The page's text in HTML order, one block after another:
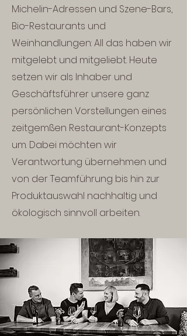
Michelin-Adressen und Szene-Bars,
Bio-Restaurants und
Weinhandlungen: All das haben wir
mitgelebt und mitgeliebt. Heute
setzen wir als Inhaber und
Geschäftsführer unsere ganz
persönlichen Vorstellungen eines
zeitgemßen Restaurant-Konzepts
um. Dabei möchten wir
Verantwortung übernehmen und
von der Teamführung bis hin zur
Produktauswahl nachhaltig und
ökologisch sinnvoll arbeiten.